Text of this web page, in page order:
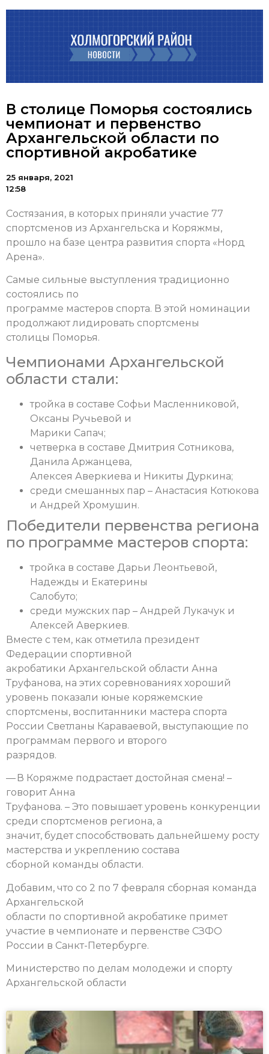
В столице Поморья состоялись
чемпионат и первенство
Архангельской области по
спортивной акробатике
25 января, 2021
12:58
Состязания, в которых приняли участие 77
спортсменов из Архангельска и Коряжмы,
прошло на базе центра развития спорта «Норд
Арена».
Самые сильные выступления традиционно
состоялись по
программе мастеров спорта. В этой номинации
продолжают лидировать спортсмены
столицы Поморья.
Чемпионами Архангельской
области стали:
тройка в составе Софьи Масленниковой,
Оксаны Ручьевой и
Марики Сапач;
четверка в составе Дмитрия Сотникова,
Данила Аржанцева,
Алексея Аверкиева и Никиты Дуркина;
среди смешанных пар – Анастасия Котюкова
и Андрей Хромушин.
Победители первенства региона
по программе мастеров спорта:
тройка в составе Дарьи Леонтьевой,
Надежды и Екатерины
Салобуто;
среди мужских пар – Андрей Лукачук и
Алексей Аверкиев.
Вместе с тем, как отметила президент
Федерации спортивной
акробатики Архангельской области Анна
Труфанова, на этих соревнованиях хороший
уровень показали юные коряжемские
спортсмены, воспитанники мастера спорта
России Светланы Караваевой, выступающие по
программам первого и второго
разрядов.
— В Коряжме подрастает достойная смена! –
говорит Анна
Труфанова. – Это повышает уровень конкуренции
среди спортсменов региона, а
значит, будет способствовать дальнейшему росту
мастерства и укреплению состава
сборной команды области.
Добавим, что со 2 по 7 февраля сборная команда
Архангельской
области по спортивной акробатике примет
участие в чемпионате и первенстве СЗФО
России в Санкт-Петербурге.
Министерство по делам молодежи и спорту
Архангельской области